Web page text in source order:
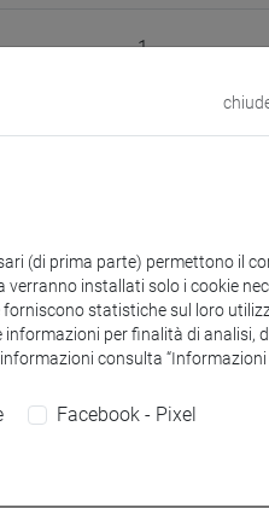
1
Link allo
Programma
(di prima parte) permettono il
verranno installati solo i cookie
statistiche sul loro
per finalità di analisi,
consulta “Informazioni
Facebook - Pixel